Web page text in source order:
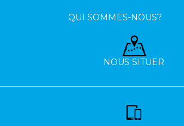
QUI SOMMES-NOUS?
NOUS SITUER